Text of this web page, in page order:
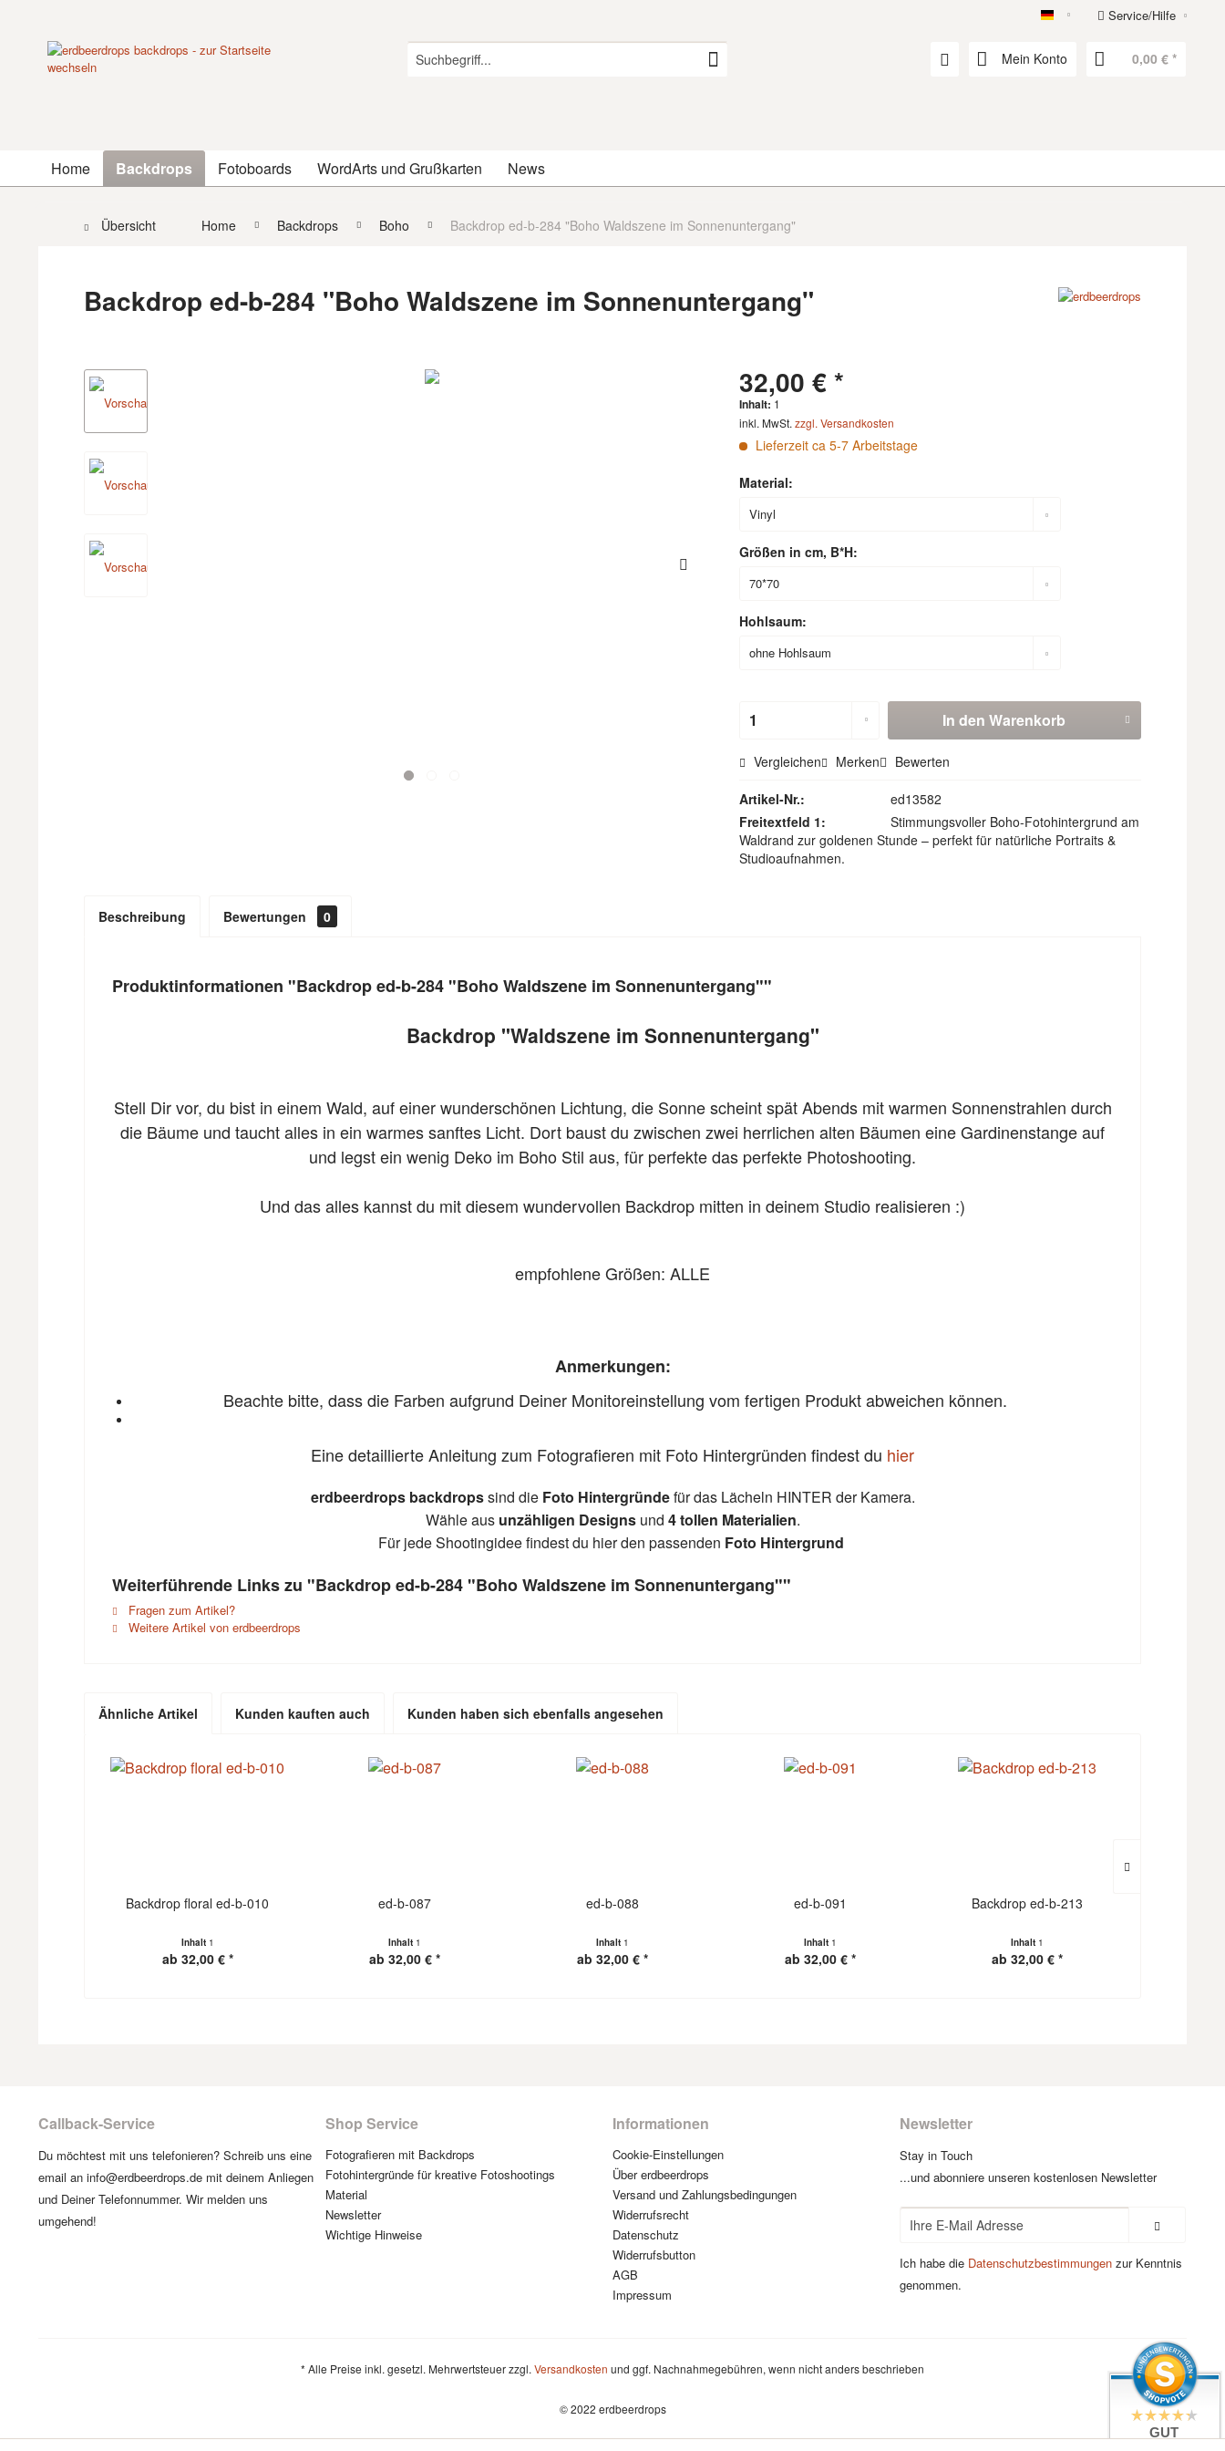
erdbeerdropsService/Hilfe
Mein Konto 0,00 € *
Home Backdrops Fotoboards WordArts und Grußkarten News
Übersicht Home Backdrops Boho Backdrop ed-b-284 "Boho Waldszene im Sonnenuntergang"
Backdrop ed-b-284 "Boho Waldszene im Sonnenuntergang"
32,00 € *
Inhalt: 1
inkl. MwSt.zzgl. Versandkosten
Lieferzeit ca 5-7 Arbeitstage
Material:
Größen in cm, B*H:
Hohlsaum:
In den Warenkorb
Vergleichen Merken Bewerten
Artikel-Nr.:
ed13582
Freitextfeld 1:
Stimmungsvoller Boho-Fotohintergrund am
Waldrand zur goldenen Stunde – perfekt für natürliche Portraits &
Studioaufnahmen.
Beschreibung Bewertungen 0
Produktinformationen "Backdrop ed-b-284 "Boho Waldszene im Sonnenuntergang""
Backdrop "Waldszene im Sonnenuntergang"
Stell Dir vor, du bist in einem Wald, auf einer wunderschönen Lichtung, die Sonne scheint spät Abends mit warmen Sonnenstrahlen durch
die Bäume und taucht alles in ein warmes sanftes Licht. Dort baust du zwischen zwei herrlichen alten Bäumen eine Gardinenstange auf
und legst ein wenig Deko im Boho Stil aus, für perfekte das perfekte Photoshooting.
Und das alles kannst du mit diesem wundervollen Backdrop mitten in deinem Studio realisieren :)
empfohlene Größen: ALLE
Anmerkungen:
Beachte bitte, dass die Farben aufgrund Deiner Monitoreinstellung vom fertigen Produkt abweichen können.
Eine detaillierte Anleitung zum Fotografieren mit Foto Hintergründen findest du hier
erdbeerdrops backdropssind die Foto Hintergründefür das Lächeln HINTER der Kamera.
Wähle aus unzähligen Designsund 4 tollen Materialien.
Für jede Shootingidee findest du hier den passenden Foto Hintergrund
Weiterführende Links zu "Backdrop ed-b-284 "Boho Waldszene im Sonnenuntergang""
Fragen zum Artikel?
Weitere Artikel von erdbeerdrops
Ähnliche Artikel Kunden kauften auch Kunden haben sich ebenfalls angesehen
Backdrop floral ed-b-010
Inhalt 1
ab 32,00 € *
ed-b-087
Inhalt 1
ab 32,00 € *
ed-b-088
Inhalt 1
ab 32,00 € *
ed-b-091
Inhalt 1
ab 32,00 € *
Backdrop ed-b-213
Inhalt 1
ab 32,00 € *
Callback-Service
Du möchtest mit uns telefonieren? Schreib uns eine
email an info@erdbeerdrops.de mit deinem Anliegen
und Deiner Telefonnummer. Wir melden uns
umgehend!
Shop Service
Fotografieren mit Backdrops
Fotohintergründe für kreative Fotoshootings
Material
Newsletter
Wichtige Hinweise
Informationen
Cookie-Einstellungen
Über erdbeerdrops
Versand und Zahlungsbedingungen
Widerrufsrecht
Datenschutz
Widerrufsbutton
AGB
Impressum
Newsletter
Stay in Touch
...und abonniere unseren kostenlosen Newsletter
Ich habe die Datenschutzbestimmungen zur Kenntnis
genommen.
* Alle Preise inkl. gesetzl. Mehrwertsteuer zzgl. Versandkosten und ggf. Nachnahmegebühren, wenn nicht anders beschrieben
© 2022 erdbeerdrops
GUT